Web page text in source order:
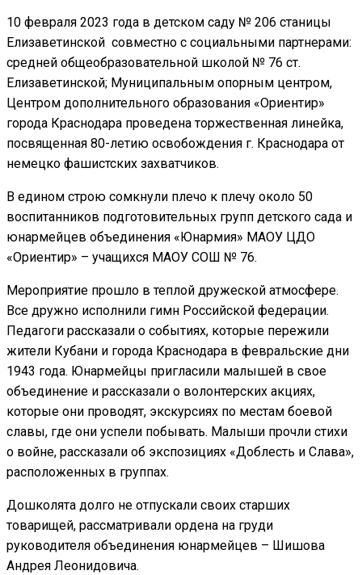
10 февраля 2023 года в детском саду № 206 станицы
Елизаветинской совместно с социальными партнерами:
средней общеобразовательной школой № 76 ст.
Елизаветинской; Муниципальным опорным центром,
Центром дополнительного образования «Ориентир»
города Краснодара проведена торжественная линейка,
посвященная 80-летию освобождения г. Краснодара от
немецко фашистских захватчиков.
В едином строю сомкнули плечо к плечу около 50
воспитанников подготовительных групп детского сада и
юнармейцев объединения «Юнармия» МАОУ ЦДО
«Ориентир» – учащихся МАОУ СОШ № 76.
Мероприятие прошло в теплой дружеской атмосфере.
Все дружно исполнили гимн Российской федерации.
Педагоги рассказали о событиях, которые пережили
жители Кубани и города Краснодара в февральские дни
1943 года. Юнармейцы пригласили малышей в свое
объединение и рассказали о волонтерских акциях,
которые они проводят, экскурсиях по местам боевой
славы, где они успели побывать. Малыши прочли стихи
о войне, рассказали об экспозициях «Доблесть и Слава»,
расположенных в группах.
Дошколята долго не отпускали своих старших
товарищей, рассматривали ордена на груди
руководителя объединения юнармейцев – Шишова
Андрея Леонидовича.